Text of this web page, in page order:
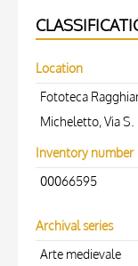
Location
Fototeca
Micheletto, Via
Inventory number
00066595
Archival series
Arte medievale